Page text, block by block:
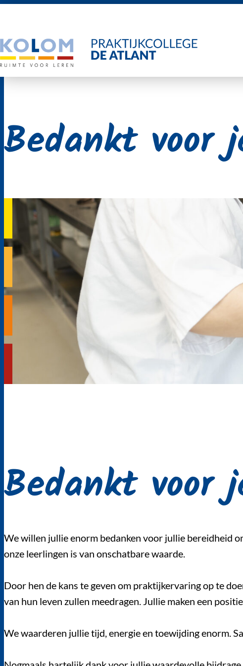
de
inhoud
Bedankt voor
Bedankt voor
We willen jullie enorm bedanken voor jullie bereidheid
onze leerlingen is van onschatbare waarde.
Door hen de kans te geven om praktijkervaring op te
van hun leven zullen meedragen. Jullie maken een
We waarderen jullie tijd, energie en toewijding enorm.